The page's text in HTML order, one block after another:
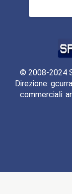
© 2008-2024
Direzione:
commerciali: